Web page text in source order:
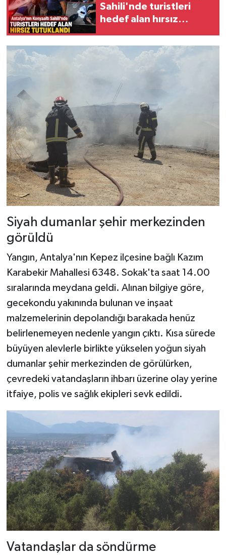
Sahili'nde turistleri
hedef alan hırsız
Siyah dumanlar şehir merkezinden
görüldü
Yangın, Antalya'nın Kepez ilçesine bağlı Kazım
Karabekir Mahallesi 6348. Sokak'ta saat 14.00
sıralarında meydana geldi. Alınan bilgiye göre,
gecekondu yakınında bulunan ve inşaat
malzemelerinin depolandığı barakada henüz
belirlenemeyen nedenle yangın çıktı. Kısa sürede
büyüyen alevlerle birlikte yükselen yoğun siyah
dumanlar şehir merkezinden de görülürken,
çevredeki vatandaşların ihbarı üzerine olay yerine
itfaiye, polis ve sağlık ekipleri sevk edildi.
Vatandaşlar da söndürme